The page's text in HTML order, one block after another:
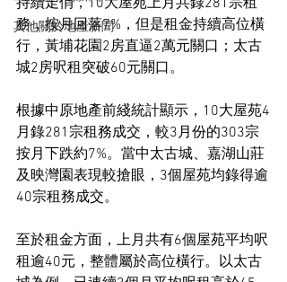
其他關於地產新聞
持續走俏，10大屋苑上月共錄281宗租
務，按月回落7%，但是租金持續高位橫
行，黃埔花園2房直逼2萬元關口；太古
城2房呎租突破60元關口。
根據中原地產前綫統計顯示，10大屋苑4
月錄281宗租務成交，較3月份的303宗
按月下跌約7%。當中太古城、嘉湖山莊
及映灣園表現較搶眼，3個屋苑均錄得逾
40宗租務成交。
至於租金方面，上月共有6個屋苑平均呎
租逾40元，整體屬於高位橫行。以太古